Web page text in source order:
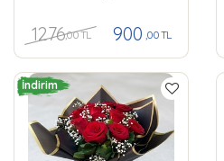
1276,00 TL 900 ,00 TL
İndirim